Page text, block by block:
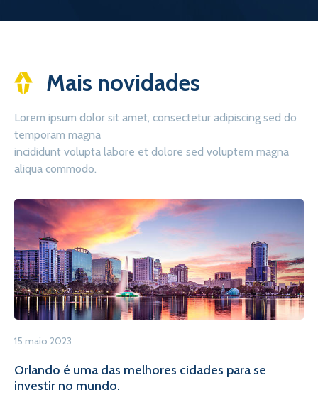
Mais novidades
Lorem ipsum dolor sit amet, consectetur adipiscing sed do
temporam magna
incididunt volupta labore et dolore sed voluptem magna
aliqua commodo.
15 maio 2023
Orlando é uma das melhores cidades para se
investir no mundo.